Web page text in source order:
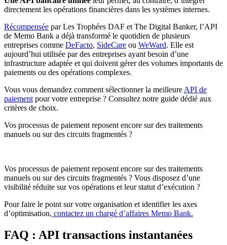
directement les opérations financières dans les systèmes internes.
Récompensée par Les Trophées DAF et The Digital Banker, l’API
de Memo Bank a déjà transformé le quotidien de plusieurs
entreprises comme DeFacto, SideCare ou WeWard. Elle est
aujourd’hui utilisée par des entreprises ayant besoin d’une
infrastructure adaptée et qui doivent gérer des volumes importants de
paiements ou des opérations complexes.
Vous vous demandez comment sélectionner la meilleure API de
paiement pour votre entreprise ? Consultez notre guide dédié aux
critères de choix.
Vos processus de paiement reposent encore sur des traitements
manuels ou sur des circuits fragmentés ?
Vos processus de paiement reposent encore sur des traitements
manuels ou sur des circuits fragmentés ? Vous disposez d’une
visibilité réduite sur vos opérations et leur statut d’exécution ?
Pour faire le point sur votre organisation et identifier les axes
d’optimisation, contactez un chargé d’affaires Memo Bank.
FAQ : API transactions instantanées